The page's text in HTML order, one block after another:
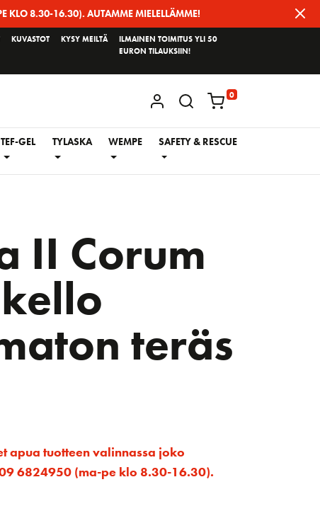
KLO 8.30-16.30). AUTAMME MIELELLÄMME!
KUVASTOT KYSY MEILTÄ
ILMAINEN TOIMITUS YLI 50
EURON TILAUKSIIN!
KIRJAUDU / REKISTERÖIDY
0
TEF-GEL TYLASKA WEMPE SAFETY & RESCUE
II Corum
teräs
apua tuotteen valinnassa joko
6824950 (ma-pe klo 8.30-16.30).